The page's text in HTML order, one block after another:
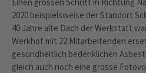
2020 beispielsweise der Standort
40 Jahre alte Dach der Werkstatt
Werkhof mit 22 Mitarbeitenden
gesundheitlich bedenklichen
gleich auch noch eine grosse